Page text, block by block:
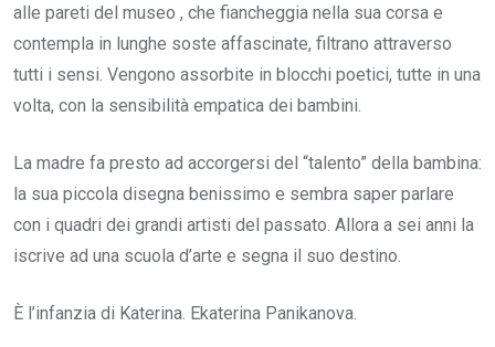
alle pareti del museo , che fiancheggia nella sua corsa e
contempla in lunghe soste affascinate, filtrano attraverso
tutti i sensi. Vengono assorbite in blocchi poetici, tutte in una
volta, con la sensibilità empatica dei bambini.
La madre fa presto ad accorgersi del “talento” della bambina:
la sua piccola disegna benissimo e sembra saper parlare
con i quadri dei grandi artisti del passato. Allora a sei anni la
iscrive ad una scuola d’arte e segna il suo destino.
È l’infanzia di Katerina. Ekaterina Panikanova.